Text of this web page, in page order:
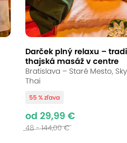
Darček plný relaxu –
thajská masáž v centre
Bratislava – Staré Mesto,
Thai
55 % zľava
od 29,99 €
48 - 144,00 €